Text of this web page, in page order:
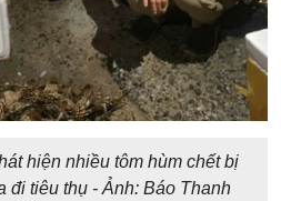
hiện nhiều tôm hùm chết bị
đi tiêu thụ - Ảnh: Báo Thanh